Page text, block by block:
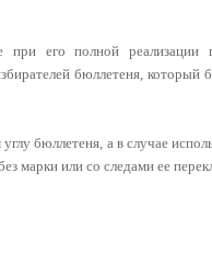
его полной реализации
бюллетеня,
бюллетеня, а в случае
марки или со следами ее